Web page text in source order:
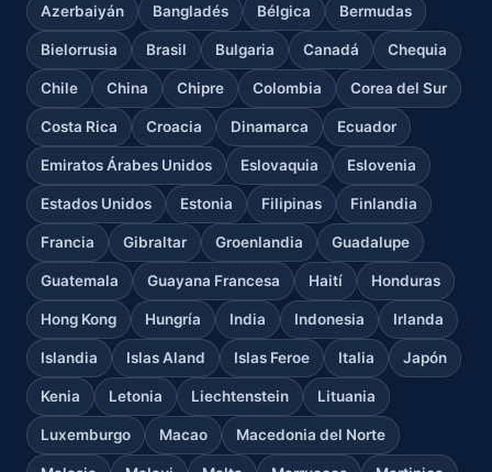
Azerbaiyán Bangladés Bélgica Bermudas
Bielorrusia Brasil Bulgaria Canadá Chequia
Chile China Chipre Colombia Corea del Sur
Costa Rica Croacia Dinamarca Ecuador
Emiratos Árabes Unidos Eslovaquia Eslovenia
Estados Unidos Estonia Filipinas Finlandia
Francia Gibraltar Groenlandia Guadalupe
Guatemala Guayana Francesa Haití Honduras
Hong Kong Hungría India Indonesia Irlanda
Islandia Islas Aland Islas Feroe Italia Japón
Kenia Letonia Liechtenstein Lituania
Luxemburgo Macao Macedonia del Norte